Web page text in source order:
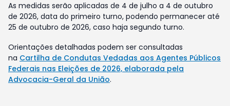
As medidas serão aplicadas de 4 de julho a 4 de outubro
de 2026, data do primeiro turno, podendo permanecer até
25 de outubro de 2026, caso haja segundo turno.
Orientações detalhadas podem ser consultadas
na Cartilha de Condutas Vedadas aos Agentes Públicos
Federais nas Eleições de 2026, elaborada pela
Advocacia-Geral da União.